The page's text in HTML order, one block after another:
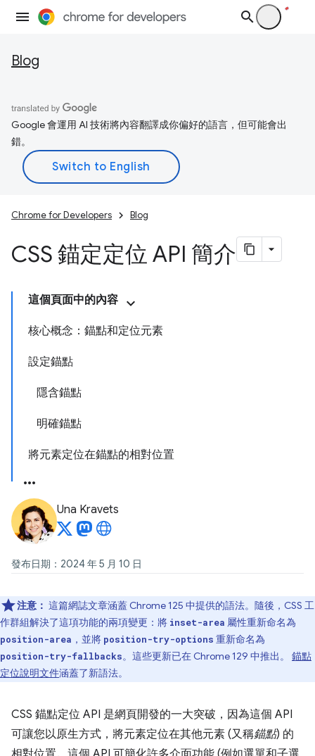
Blog
Google 會運用 AI 技術將內容翻譯成你偏好的語言，但可能會出
錯。
Chrome for Developers Blog
CSS 錨定定位 API 簡介
這個頁面中的內容
核心概念：錨點和定位元素
設定錨點
隱含錨點
明確錨點
將元素定位在錨點的相對位置
Una Kravets
發布日期：2024 年 5 月 10 日
注意： 這篇網誌文章涵蓋 Chrome 125 中提供的語法。隨後，CSS 工
作群組解決了這項功能的兩項變更：將 inset-area 屬性重新命名為
position-area ，並將 position-try-options 重新命名為
position-try-fallbacks。這些更新已在 Chrome 129 中推出。 錨點
定位說明文件涵蓋了新語法。
CSS 錨點定位 API 是網頁開發的一大突破，因為這個 API
可讓您以原生方式，將元素定位在其他元素 (又稱錨點) 的